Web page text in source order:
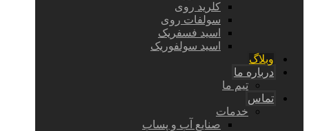
کلرید روی
سولفات روی
اسید فسفریک
اسید سولفوریک
وبلاگ
درباره ما
تیم ما
تماس
خدمات
صنایع آب و پساب